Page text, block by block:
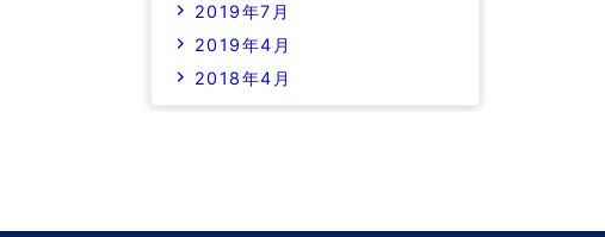
2019年7月
2019年4月
2018年4月